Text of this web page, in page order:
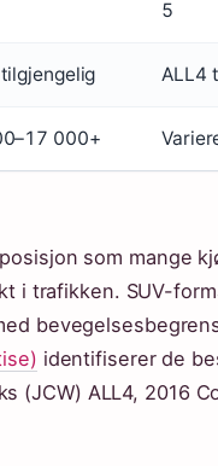
5
ALL4
000+
som mange
i trafikken. SUV-
identifiserer de
(JCW) ALL4, 2016